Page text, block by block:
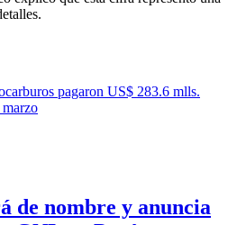
de nombre y anuncia